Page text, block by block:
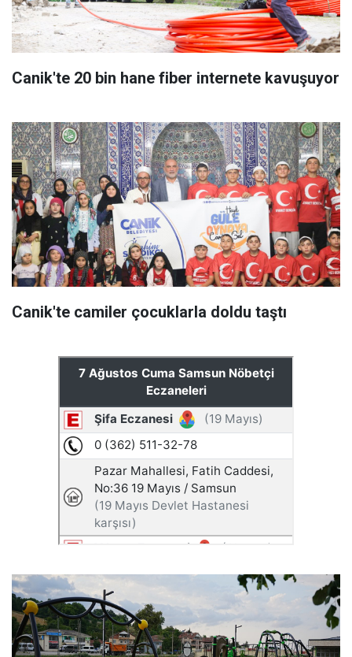
Canik'te 20 bin hane fiber internete kavuşuyor
Canik'te camiler çocuklarla doldu taştı